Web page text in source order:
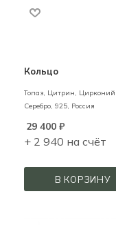
Кольцо
Топаз, Цитрин, Цирконий,
Серебро, 925, Россия
29 400 ₽
+ 2 940 на счёт
В КОРЗИНУ